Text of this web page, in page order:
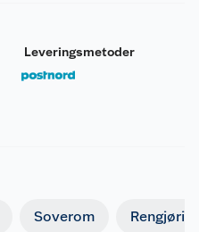
Leveringsmetoder
Soverom